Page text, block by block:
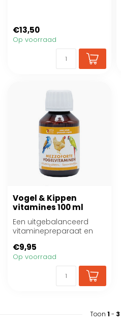
€13,50
Op voorraad
Vogel & Kippen
vitamines 100 ml
Een uitgebalanceerd
vitaminepreparaat en
mineralen, aminozuren,...
€9,95
Op voorraad
Toon 1- 3